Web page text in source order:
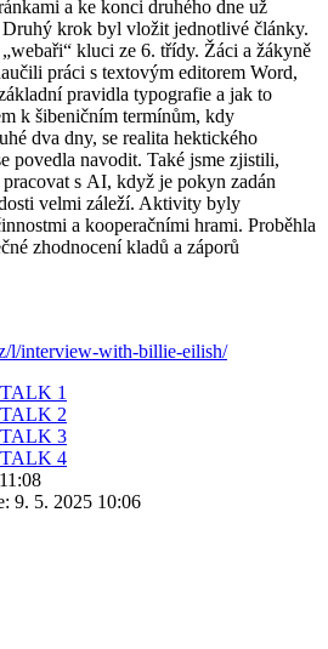
a ke konci druhého dne už
krok byl vložit jednotlivé články.
kluci ze 6. třídy. Žáci a žákyně
práci s textovým editorem Word,
pravidla typografie a jak to
k šibeničním termínům, kdy
dva dny, se realita hektického
povedla navodit. Také jsme zjistili,
s AI, když je pokyn zadán
velmi záleží. Aktivity byly
a kooperačními hrami. Proběhla
zhodnocení kladů a záporů
l/interview-with-billie-eilish/
9. 5. 2025 10:06